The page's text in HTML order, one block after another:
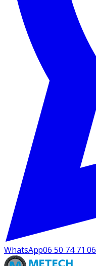
WhatsApp06 50 74 71 06